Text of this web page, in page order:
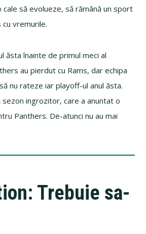
cale să evolueze, să rămână un sport
cu vremurile.
ăsta înainte de primul meci al
au pierdut cu Rams, dar echipa
nu rateze iar playoff-ul anul ăsta.
ingrozitor, care a anuntat o
Panthers. De-atunci nu au mai
Trebuie sa-